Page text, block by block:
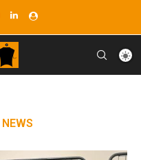
NEWS